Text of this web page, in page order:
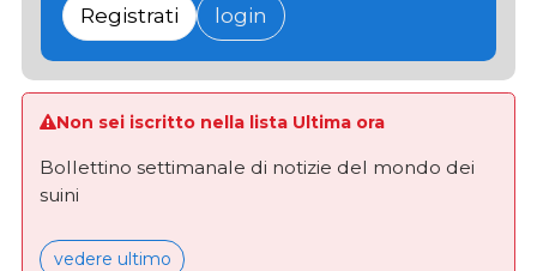
Registrati login
Non sei iscritto nella lista Ultima ora
Bollettino settimanale di notizie del mondo dei
suini
vedere ultimo